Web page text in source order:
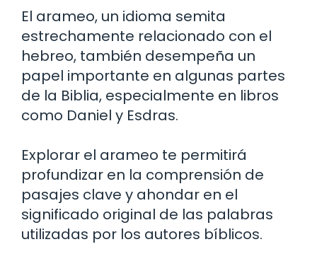
El arameo, un idioma semita
estrechamente relacionado con el
hebreo, también desempeña un
papel importante en algunas partes
de la Biblia, especialmente en libros
como Daniel y Esdras.
Explorar el arameo te permitirá
profundizar en la comprensión de
pasajes clave y ahondar en el
significado original de las palabras
utilizadas por los autores bíblicos.